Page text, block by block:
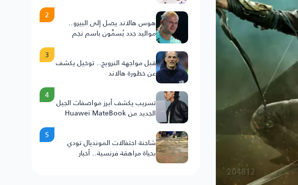
هوس هالاند يصل إلى البيرو..
مواليد جدد يُسمَّون باسم نجم
2
قبل مواجهة النرويج.. توخيل يكشف
عن خطورة هالاند
3
تسريب يكشف أبرز مواصفات الجيل
الجديد من Huawei MateBook
4
شاحنة احتفالات المونديال تودي
بحياة مراهقة فرنسية.. أخبار
5